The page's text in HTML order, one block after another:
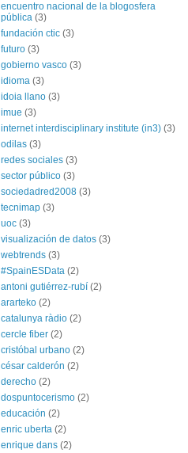
encuentro nacional de la blogosfera
pública (3)
fundación ctic (3)
futuro (3)
gobierno vasco (3)
idioma (3)
idoia llano (3)
imue (3)
internet interdisciplinary institute (in3) (3)
odilas (3)
redes sociales (3)
sector público (3)
sociedadred2008 (3)
tecnimap (3)
uoc (3)
visualización de datos (3)
webtrends (3)
#SpainESData (2)
antoni gutiérrez-rubí (2)
ararteko (2)
catalunya ràdio (2)
cercle fiber (2)
cristóbal urbano (2)
césar calderón (2)
derecho (2)
dospuntocerismo (2)
educación (2)
enric uberta (2)
enrique dans (2)